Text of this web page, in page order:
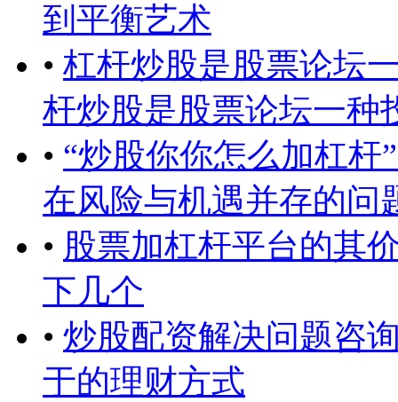
到平衡艺术
• 杠杆炒股是股票论坛
杆炒股是股票论坛一种
• “炒股你你怎么加杠杆
在风险与机遇并存的问
• 股票加杠杆平台的其
下几个
• 炒股配资解决问题咨
于的理财方式